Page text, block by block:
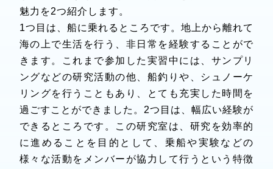
魅力を2つ紹介します。
1つ目は、船に乗れるところです。地上から離れて
海の上で生活を行う、非日常を経験することがで
きます。これまで参加した実習中には、サンプリ
ングなどの研究活動の他、船釣りや、シュノーケ
リングを行うこともあり、とても充実した時間を
過ごすことができました。2つ目は、幅広い経験が
できるところです。この研究室は、研究を効率的
に進めることを目的として、乗船や実験などの
様々な活動をメンバーが協力して行うという特徴